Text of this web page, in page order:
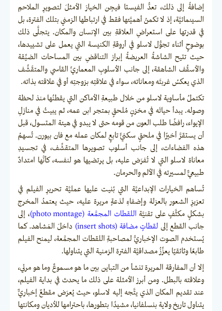
إضافةً إلى ذلك، تعدُّ الفيستا فيجِن الخيارَ الأمثلَ لتصويرِ الملاحمِ
السينمائيَّة، إذ لا تكمنُ أهميَّتها فقط في ارتباطها الزمني بتلك الفترة، بل
في قدرتها على استعراضِ العلاقةِ بين الإنسان والمكان. يتجلَّى ذلك
بوضوحٍ أثناء تجوُّل لاسلو في أروقةِ الكنيسة التي يعمل على تشييدها،
حيث تتيح الشاشةُ العريضةُ إبراز التناقضِ بين المساحات الضيِّقة
والأسقُف الشاهقة، إلى جانب الأسلوبِ المعماريِّ القاسي والمتقَشِّف
الذي يعكسُ غربتَه ومعاناته، سواء في علاقتِه بزوجتِه أو في علاقته بذاته.
تكتملُ مأساوية لاسلو من خلال طبيعةِ الأماكن التي يقطنُها منذ لحظة
وصوله. يبدأ حياتَه في مخزنٍ مُلحقٍ بمتجر ابن عمه، ثم يبيتُ في منازلِ
الإيواء، رافضًا طلب العون من قومه حتى لا يبدو في هيئة المتسول، قبل
أن يستقرَّ أخيرًا في ملحقٍ سكنيٍّ تابعٍ لمكان عمله مع فان بيورن. تُسهمُ
هذه الفضاءات، إلى جانب أسلوب تصويرها المتقشِّف، في تجسيدِ
معاناة لاسلو التي لا تُفرَض عليه، بل يرتضيها هو لنفسه، كأنَّها امتدادٌ
طبيعيٌّ لمسيرته في الألم والحرمان.
تُساهم الخيارات الإبداعيَّة التي بُنيت عليها عمليَّة تحريرِ الفيلم في
تعزيزِ الشعور بالعزلة وإضفاءِ لذعةٍ مريرة عليه، حيث يعتمدُ المخرج
بشكلٍ مكثَّفٍ على تقنيَّة اللقطات المجمَّعة (photo montage)
، إلى
جانب القطع إلى لقطاتٍ مضافة (insert shots)
داخلَ المَشاهد. كما
يُستخدم الصوت الإخباريُّ لمصاحبةِ اللقطات المجمَّعة، ليمنح الفيلم
طابعًا وثائقيًا يعزِّزُ مصداقيَّة الفترة الزمنية التي يتناولها.
إلا أن المفارقة المريرة تنشأ من التباين بين ما هو مسموعٌ وما هو مرئي،
وعلاقته بالبطل. ومن أبرز الأمثلة على ذلك ما يحدث في بداية الفيلم،
عند تقديم المكان الذي يتَّجه إليه لاسلو، حيث يُعرَض مقطعٌ إخباريٌّ
يتناول تاريخ ولاية بنسلفانيا، مشيدًا بتطورها، باحترامها للأديان ومكانتها